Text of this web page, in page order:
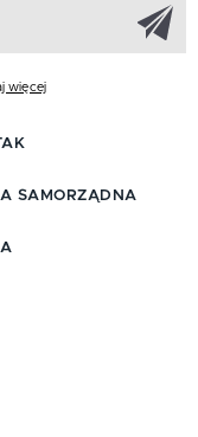
więcej
SAMORZĄDNA